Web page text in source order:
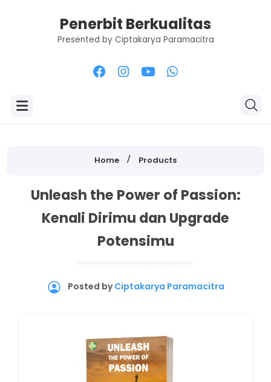
Penerbit Berkualitas
Presented by Ciptakarya Paramacitra
Home Products
Unleash the Power of Passion:
Kenali Dirimu dan Upgrade
Potensimu
Posted byCiptakarya Paramacitra